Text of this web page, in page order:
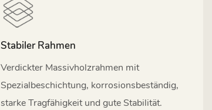
Stabiler Rahmen
Verdickter Massivholzrahmen mit
Spezialbeschichtung, korrosionsbeständig,
starke Tragfähigkeit und gute Stabilität.